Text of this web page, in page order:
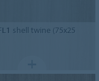
shell twine (75x25